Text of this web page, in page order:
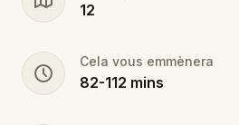
12
Cela vous emmènera
82-112 mins